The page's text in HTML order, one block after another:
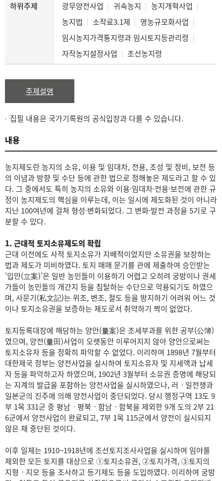
하위주제
광무양전사업 귀속농지
농지개혁사업
농지법
소작료3.1제
영농규모화사업
임시농지가격통지령과 임시토지등관리령
자작농지설정사업
조선농지령
주제설명
집필 내용은 국가기록원의 공식입장과 다를 수 있습니다.
내용
농지제도란 농지의 소유, 이용 및 임대차, 전용, 조성 및 정비, 보전 등
의 이념과 방향 및 수단 등에 관한 법으로 정해놓은 제도라고 할 수 있
다. 그 중에서도 특히 농지의 소유와 이용·임대차·전용·보전에 관한 규
정이 농지제도의 핵심을 이루는데, 이는 일시에 제도화된 것이 아니라
지난 100여년에 걸쳐 형성·변화되었다. 그 변화·발전 과정을 5기로 구
분할 수 있다.
1. 근대적 토지소유제도의 확립
근대 이전에도 사적 토지소유가 지배적이었지만 소유권을 보장하는
법과 제도가 미비하였다. 토지 매매 문기를 관에 제출하여 승인받는
‘입안(立案)’은 일반 농민들이 이용하기 어렵고 오히려 궁방이나 권세
가들이 농민들의 개간지 등을 침탈하는 수단으로 악용되기도 하였으
며, 사문기(私文記)는 위조, 변조, 절도 등을 방지하기 어려워 어느 것
이나 토지소유권을 보증하는 제도로서 취약하기 짝이 없었다.
토지등록대장에 해당하는 양안(量案)은 조세부과를 위한 공부(公簿)
였으며, 양전(量田)사업이 오랫동안 이루어지지 않아 양안으로써는
토지소유자 등을 정확히 파악할 수 없었다. 이리하여 1898년 7월부터
대한제국 정부는 양전사업을 실시하여 토지소유자 및 지세액과 납세
자 등을 파악하고자 하였으며, 1902년 3월부터 소유권 증명에 해당되
는 지계의 발급을 포함하는 양전사업을 실시하였으나, 러ㆍ일전쟁과
일본군의 진주에 의해 양전사업이 중단되었다. 당시 행정구역 13도 9
부 1목 331군 중 평남ㆍ평북ㆍ함남ㆍ함북을 제외한 9개 도의 2부 21
6군에서 양전사업이 완료되고, 7부 1목 115군에서 양전이 실시되지
않은 채 중단된 것이다.
이후 일제는 1910~1918년에 조선토지조사사업을 실시하여 임야를
제외한 모든 토지를 대상으로 ①토지소유권, ②토지가격, ③토지의
지형ㆍ지모 등을 조사하고 등기제도 등을 도입하였다. 이리하여 궁방